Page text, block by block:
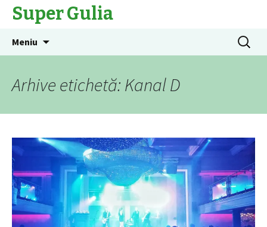
Super Gulia
Meniu
Caută
după:
Arhive etichetă: Kanal D